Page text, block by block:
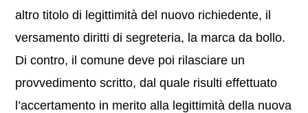
altro titolo di legittimità del nuovo richiedente, il
versamento diritti di segreteria, la marca da bollo.
Di contro, il comune deve poi rilasciare un
provvedimento scritto, dal quale risulti effettuato
l’accertamento in merito alla legittimità della nuova